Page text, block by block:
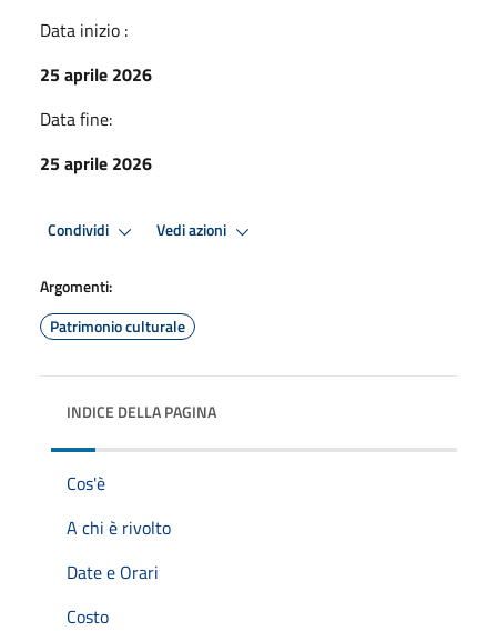
Data inizio :
25 aprile 2026
Data fine:
25 aprile 2026
Condividi Vedi azioni
Argomenti:
Patrimonio culturale
INDICE DELLA PAGINA
Cos'è
A chi è rivolto
Date e Orari
Costo